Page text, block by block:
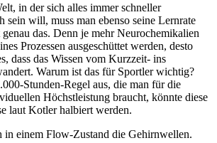
in der sich alles immer schneller
sein will, muss man ebenso seine Lernrate
das. Denn je mehr Neurochemikalien
Prozessen ausgeschüttet werden, desto
dass das Wissen vom Kurzzeit- ins
Warum ist das für Sportler wichtig?
Stunden-Regel aus, die man für die
Höchstleistung braucht, könnte diese
laut Kotler halbiert werden.
in einem Flow-Zustand die Gehirnwellen.